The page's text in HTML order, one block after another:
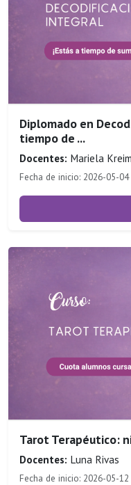
Diplomado en
tiempo de ...
Docentes: Mariela
Fecha de inicio: 2026-05-04
Tarot Terapéutico:
Docentes: Luna Rivas
Fecha de inicio: 2026-05-12